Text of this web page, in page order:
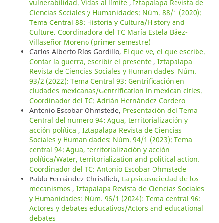
vulnerabilidad. Vidas al límite , Iztapalapa Revista de
Ciencias Sociales y Humanidades: Núm. 88/1 (2020):
Tema Central 88: Historia y Cultura/History and
Culture. Coordinadora del TC María Estela Báez-
Villaseñor Moreno (primer semestre)
Carlos Alberto Ríos Gordillo, El que ve, el que escribe.
Contar la guerra, escribir el presente , Iztapalapa
Revista de Ciencias Sociales y Humanidades: Núm.
93/2 (2022): Tema Central 93: Gentrificación en
ciudades mexicanas/Gentrification in mexican cities.
Coordinador del TC: Adrián Hernández Cordero
Antonio Escobar Ohmstede, Presentación del Tema
Central del numero 94: Agua, territorialización y
acción política , Iztapalapa Revista de Ciencias
Sociales y Humanidades: Núm. 94/1 (2023): Tema
central 94: Agua, territorialización y acción
política/Water, territorialization and political action.
Coordinador del TC: Antonio Escobar Ohmstede
Pablo Fernández Christlieb, La psicosociedad de los
mecanismos , Iztapalapa Revista de Ciencias Sociales
y Humanidades: Núm. 96/1 (2024): Tema central 96:
Actores y debates educativos/Actors and educational
debates